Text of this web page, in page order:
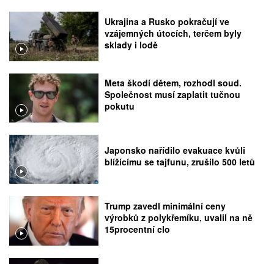
Ukrajina a Rusko pokračují ve
vzájemných útocích, terčem byly
sklady i lodě
Meta škodí dětem, rozhodl soud.
Společnost musí zaplatit tučnou
pokutu
Japonsko nařídilo evakuace kvůli
blížícímu se tajfunu, zrušilo 500 letů
Trump zavedl minimální ceny
výrobků z polykřemíku, uvalil na ně
15procentní clo